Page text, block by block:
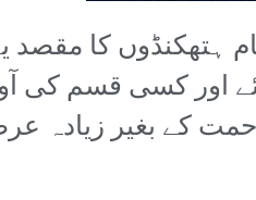
ہتھکنڈوں کا
اور کسی قسم کی
کے بغیر زیادہ